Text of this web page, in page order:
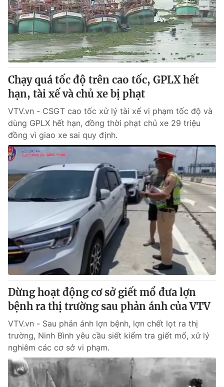
Chạy quá tốc độ trên cao tốc, GPLX hết
hạn, tài xế và chủ xe bị phạt
VTV.vn - CSGT cao tốc xử lý tài xế vi phạm tốc độ và
dùng GPLX hết hạn, đồng thời phạt chủ xe 29 triệu
đồng vì giao xe sai quy định.
Dừng hoạt động cơ sở giết mổ đưa lợn
bệnh ra thị trường sau phản ánh của VTV
VTV.vn - Sau phản ánh lợn bệnh, lợn chết lọt ra thị
trường, Ninh Bình yêu cầu siết kiểm tra giết mổ, xử lý
nghiêm các cơ sở vi phạm.